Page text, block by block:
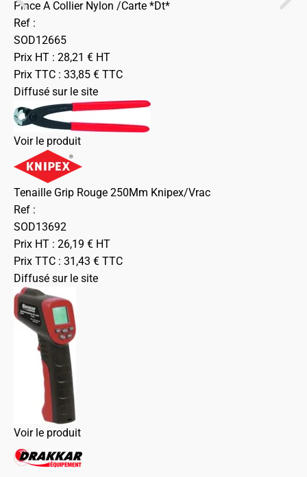
Pince A Collier Nylon /Carte *Dt*
Ref :
SOD12665
Prix HT : 28,21 € HT
Prix TTC : 33,85 € TTC
Diffusé sur le site
Voir le produit
Tenaille Grip Rouge 250Mm Knipex/Vrac
Ref :
SOD13692
Prix HT : 26,19 € HT
Prix TTC : 31,43 € TTC
Diffusé sur le site
Voir le produit